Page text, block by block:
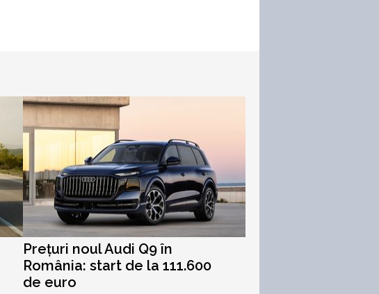
Prețuri noul Audi Q9 în
România: start de la 111.600
de euro